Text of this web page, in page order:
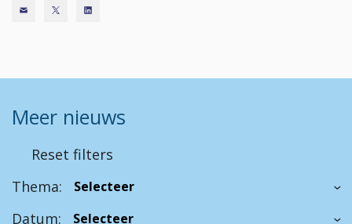
Meer nieuws
Reset filters
Thema:
Datum: